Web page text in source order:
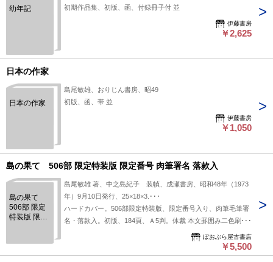
幼年記
初期作品集、初版、函、付録冊子付 並
伊藤書房
￥2,625
日本の作家
日本の作家
島尾敏雄、おりじん書房、昭49
初版、函、帯 並
伊藤書房
￥1,050
島の果て 506部 限定特装版 限定番号 肉筆署名 落款入
島の果て
506部 限定
特装版 限定
島尾敏雄 著、中之島紀子 装幀、成瀬書房、昭和48年（1973
年）9月10日発行、25×18×3.･･･
ハードカバー。506部限定特装版、限定番号入り、肉筆毛筆署
名・落款入。初版、184頁、Ａ5判。体裁 本文罫囲み二色刷
り。インド産山羊革及び楮もみ紙装表紙。天金。麻ダック装帙
函入り。定価10000円。作者自選処女作「島の果て」「単独旅
行者」収録。6343-amz（保管先 彌 長押 特装版）
ぼおぶら屋古書店
￥5,500